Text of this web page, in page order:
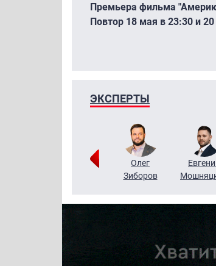
Премьера фильма
Повтор 18 мая в 23:30 и
ЭКСПЕРТЫ
Григорий
Олег
Зиборов